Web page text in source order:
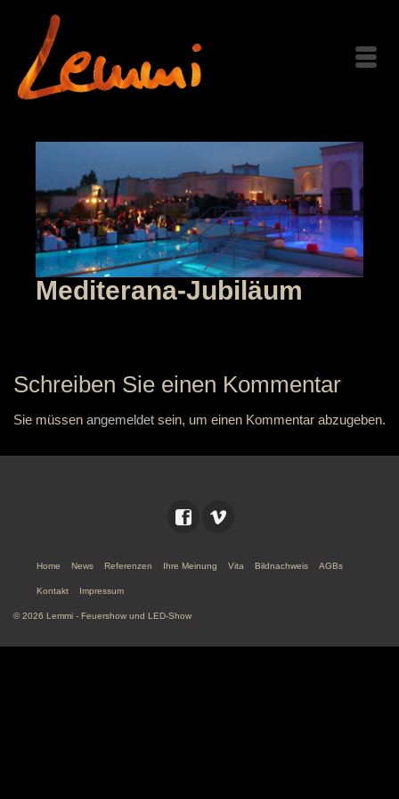
Mediterana-Jubiläum
Schreiben Sie einen Kommentar
Sie müssen angemeldet sein, um einen Kommentar abzugeben.
Home News Referenzen Ihre Meinung Vita Bildnachweis AGBs
Kontakt Impressum
© 2026 Lemmi - Feuershow und LED-Show